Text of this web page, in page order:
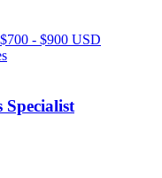
$700 - $900 USD
Specialist